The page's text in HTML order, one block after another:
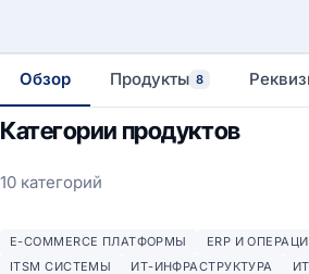
Обзор Продукты 8
Категории продуктов
10 категорий
E-COMMERCE ПЛАТФОРМЫ
ERP И
ITSM СИСТЕМЫ
ИТ-ИНФРАСТРУКТУРА